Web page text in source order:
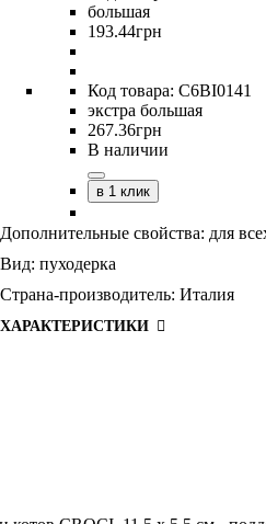
большая
193.44грн
C6BI0141
экстра большая
267.36грн
В наличии
в 1 клик
Дополнительные свойства: для
Вид: пуходерка
Страна-производитель: Италия
ХАРАКТЕРИСТИКИ